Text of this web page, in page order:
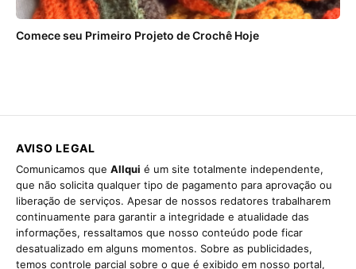
Comece seu Primeiro Projeto de Crochê Hoje
AVISO LEGAL
Comunicamos que Allqui é um site totalmente independente,
que não solicita qualquer tipo de pagamento para aprovação ou
liberação de serviços. Apesar de nossos redatores trabalharem
continuamente para garantir a integridade e atualidade das
informações, ressaltamos que nosso conteúdo pode ficar
desatualizado em alguns momentos. Sobre as publicidades,
temos controle parcial sobre o que é exibido em nosso portal,